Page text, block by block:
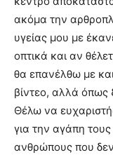
ακόμα την
υγείας μου με
οπτικά και αν
θα επανέλθω με
βίντεο, αλλά όπως
Θέλω να
για την αγάπη
ανθρώπους που